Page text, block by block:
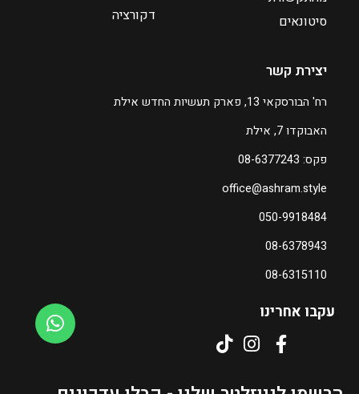
עקבו אחרינו
יצירת קשר
רח' הבורסקאי 13, פארק תעשיות החדש אילת
האבוקדו 7, אילת
פקס: 08-6377243
office@ashram.style
050-9918484
08-6378943
08-6315110
דקורציה
סיטונאים